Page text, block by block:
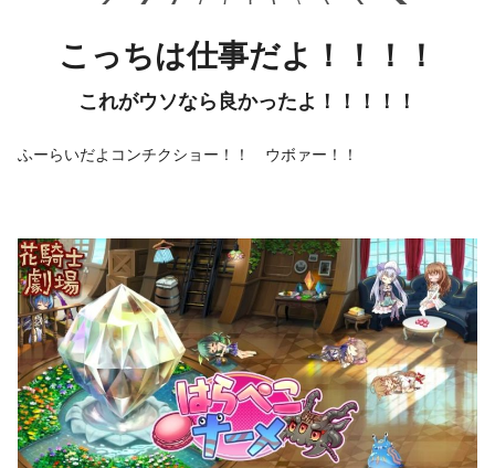
こっちは仕事だよ！！！！
これがウソなら良かったよ！！！！！
ふーらいだよコンチクショー！！ ウボァー！！